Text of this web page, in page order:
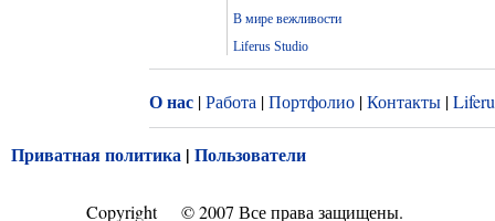
В мире вежливости
Liferus Studio
О нас |Работа |Портфолио |Контакты |
Приватная политика | Пользователи
Copyright © 2007 Все права защищены.